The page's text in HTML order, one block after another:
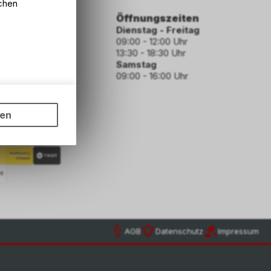
Öffnungszeiten
Dienstag - Freitag
09:00 - 12:00 Uhr
13:30 - 18:30 Uhr
Samstag
09:00 - 16:00 Uhr
AGB Datenschutz Impressum
Sie,